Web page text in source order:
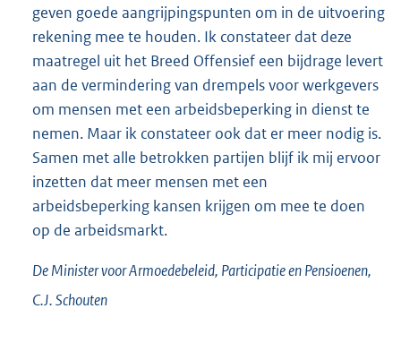
geven goede aangrijpingspunten om in de uitvoering
rekening mee te houden. Ik constateer dat deze
maatregel uit het Breed Offensief een bijdrage levert
aan de vermindering van drempels voor werkgevers
om mensen met een arbeidsbeperking in dienst te
nemen. Maar ik constateer ook dat er meer nodig is.
Samen met alle betrokken partijen blijf ik mij ervoor
inzetten dat meer mensen met een
arbeidsbeperking kansen krijgen om mee te doen
op de arbeidsmarkt.
De Minister voor Armoedebeleid, Participatie en Pensioenen,
C.J.Schouten